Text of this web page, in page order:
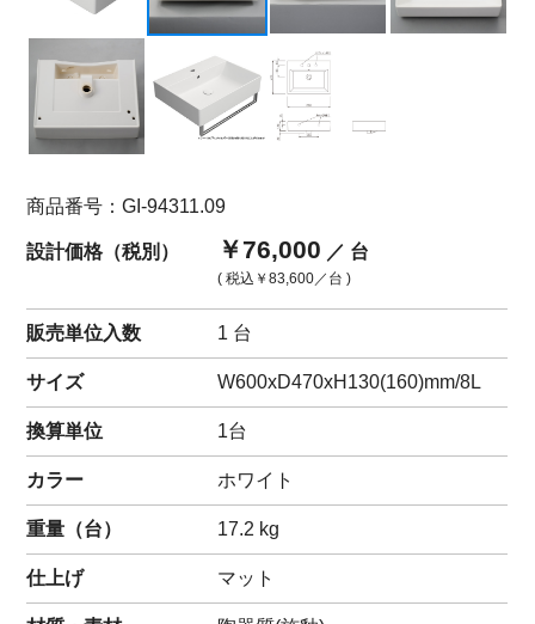
商品番号：GI-94311.09
設計価格（税別） ￥76,000 ／ 台
( 税込 ￥83,600 ／台 )
販売単位入数 1 台
サイズ W600xD470xH130(160)mm/8L
換算単位 1台
カラー ホワイト
重量（台） 17.2 kg
仕上げ マット